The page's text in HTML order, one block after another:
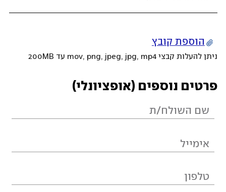
הוספת קובץ
ניתן להעלות קבצי mov, png, jpeg, jpg, mp4 עד 200MB
פרטים נוספים (אופציונלי)